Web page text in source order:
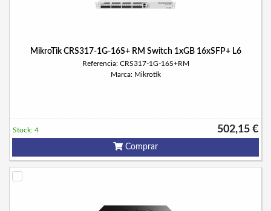
MikroTik CRS317-1G-16S+ RM Switch 1xGB 16xSFP+ L6
Referencia: CRS317-1G-16S+RM
Marca: Mikrotik
502,15 €
Stock: 4
Comprar